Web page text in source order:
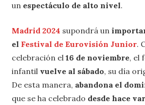
un espectáculo de alto nivel.
Madrid 2024 supondrá un
el Festival de Eurovisión Junior.
celebración el 16 de noviembre, el
infantil vuelve al sábado, su día
De esta manera, abandona el
que se ha celebrado desde hace